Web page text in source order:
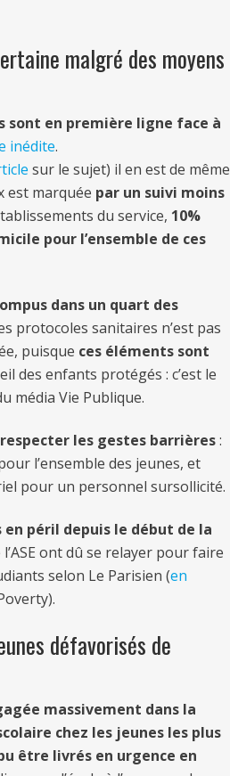
malgré des moyens
sont en première ligne face à
inédite.
sur le sujet) il en est de même
est marquée par un suivi moins
du service, 10%
pour l’ensemble de ces
dans un quart des
protocoles sanitaires n’est pas
puisque ces éléments sont
des enfants protégés : c’est le
média Vie Publique.
les gestes barrières:
l’ensemble des jeunes, et
pour un personnel sursollicité.
péril depuis le début de la
ont dû se relayer pour faire
selon Le Parisien (en
défavorisés de
massivement dans la
chez les jeunes les plus
être livrés en urgence en